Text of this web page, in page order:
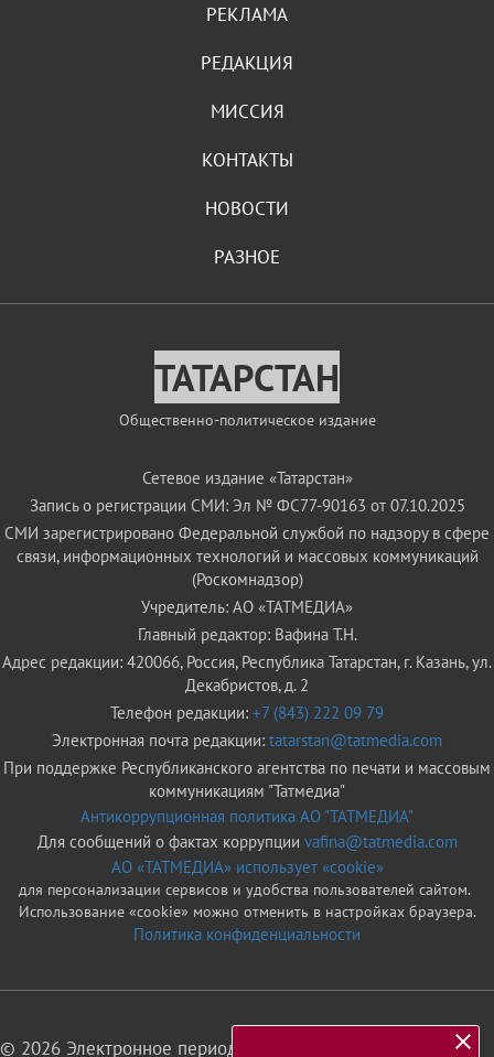
РЕКЛАМА
РЕДАКЦИЯ
МИССИЯ
КОНТАКТЫ
НОВОСТИ
РАЗНОЕ
ТАТАРСТАН
Общественно-политическое издание
Сетевое издание «Татарстан»
Запись о регистрации СМИ: Эл № ФС77-90163 от 07.10.2025
СМИ зарегистрировано Федеральной службой по надзору в сфере
связи, информационных технологий и массовых коммуникаций
(Роскомнадзор)
Учредитель: АО «ТАТМЕДИА»
Главный редактор: Вафина Т.Н.
Адрес редакции: 420066, Россия, Республика Татарстан, г. Казань, ул.
Декабристов, д. 2
Телефон редакции: +7 (843) 222 09 79
Электронная почта редакции: tatarstan@tatmedia.com
При поддержке Республиканского агентства по печати и массовым
коммуникациям "Татмедиа"
Антикоррупционная политика АО "ТАТМЕДИА"
Для сообщений о фактах коррупции vafina@tatmedia.com
АО «ТАТМЕДИА» использует «cookie»
для персонализации сервисов и удобства пользователей сайтом.
Использование «cookie» можно отменить в настройках браузера.
Политика конфиденциальности
© 2026 Электронное периодическое издание «Татарстан»